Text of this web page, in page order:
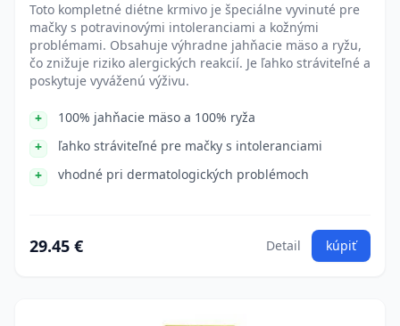
Toto kompletné diétne krmivo je špeciálne vyvinuté pre
mačky s potravinovými intoleranciami a kožnými
problémami. Obsahuje výhradne jahňacie mäso a ryžu,
čo znižuje riziko alergických reakcií. Je ľahko stráviteľné a
poskytuje vyváženú výživu.
100% jahňacie mäso a 100% ryža
ľahko stráviteľné pre mačky s intoleranciami
vhodné pri dermatologických problémoch
29.45 € Detail kúpiť